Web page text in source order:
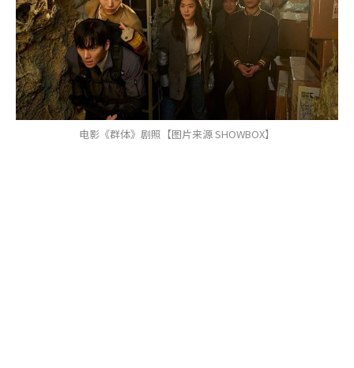
电影《群体》剧照【图片来源 SHOWBOX】